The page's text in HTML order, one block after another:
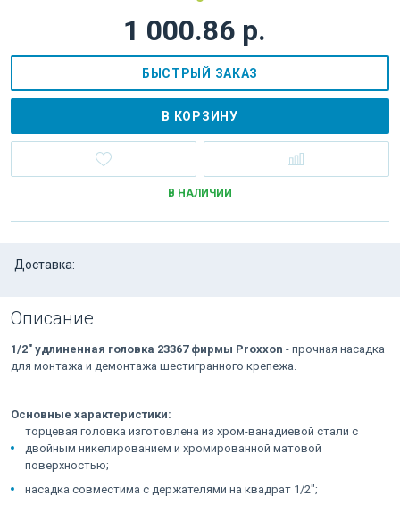
1 000.86 р.
БЫСТРЫЙ ЗАКАЗ
В КОРЗИНУ
В НАЛИЧИИ
Доставка:
Описание
1/2" удлиненная головка 23367 фирмы Proxxon - прочная насадка
для монтажа и демонтажа шестигранного крепежа.
Основные характеристики:
торцевая головка изготовлена из хром-ванадиевой стали с
двойным никелированием и хромированной матовой
поверхностью;
насадка совместима с держателями на квадрат 1/2";